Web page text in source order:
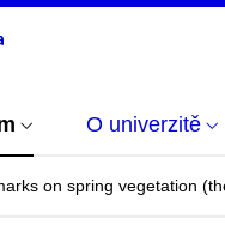
O univerzitě
on spring vegetation